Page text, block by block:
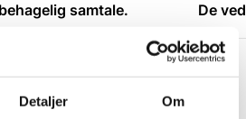
Detaljer Om
samtale. De